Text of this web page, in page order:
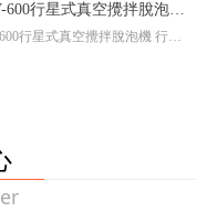
量 --
节 配重码调节
全功能 发生故障自动停止，运
上盖脱锁，上盖打开时则停止工
600行星式真空攪拌脫泡機
式攪拌機 真空攪拌機 真空
行星式真空攪拌脫泡機 行星